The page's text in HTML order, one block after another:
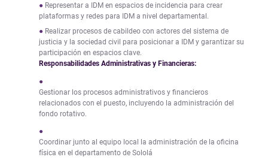
Representar a IDM en espacios de incidencia para crear
plataformas y redes para IDM a nivel departamental.
Realizar procesos de cabildeo con actores del sistema de
justicia y la sociedad civil para posicionar a IDM y garantizar su
participación en espacios clave.
Responsabilidades Administrativas y Financieras:
Gestionar los procesos administrativos y financieros
relacionados con el puesto, incluyendo la administración del
fondo rotativo.
Coordinar junto al equipo local la administración de la oficina
física en el departamento de Sololá